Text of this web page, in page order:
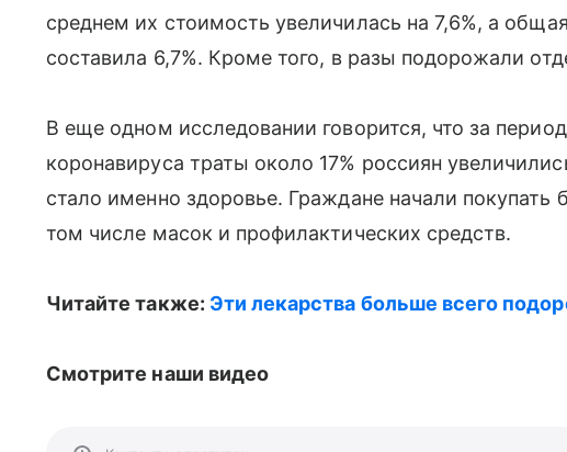
среднем их стоимость увеличилась на 7,6%, а
составила 6,7%. Кроме того, в разы подорожали
В еще одном исследовании говорится, что за
коронавируса траты около 17% россиян
стало именно здоровье. Граждане начали
том числе масок и профилактических средств.
Читайте также: Эти лекарства больше всего
Смотрите наши видео